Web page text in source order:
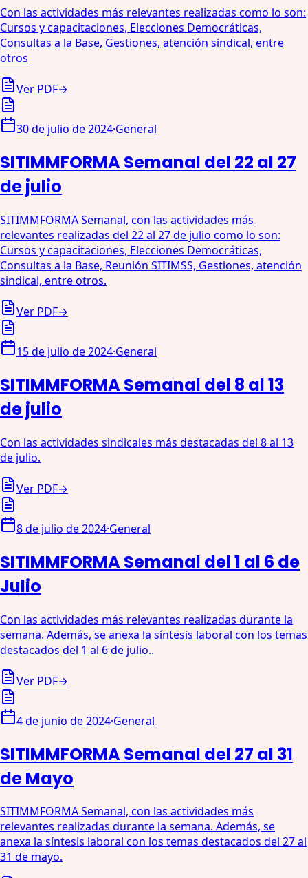
Con las actividades más relevantes realizadas como lo son:
Cursos y capacitaciones, Elecciones Democráticas,
Consultas a la Base, Gestiones, atención sindical, entre
otros
Ver PDF→
30 de julio de 2024·General
SITIMMFORMA Semanal del 22 al 27
de julio
SITIMMFORMA Semanal, con las actividades más
relevantes realizadas del 22 al 27 de julio como lo son:
Cursos y capacitaciones, Elecciones Democráticas,
Consultas a la Base, Reunión SITIMSS, Gestiones, atención
sindical, entre otros.
Ver PDF→
15 de julio de 2024·General
SITIMMFORMA Semanal del 8 al 13
de julio
Con las actividades sindicales más destacadas del 8 al 13
de julio.
Ver PDF→
8 de julio de 2024·General
SITIMMFORMA Semanal del 1 al 6 de
Julio
Con las actividades más relevantes realizadas durante la
semana. Además, se anexa la síntesis laboral con los temas
destacados del 1 al 6 de julio..
Ver PDF→
4 de junio de 2024·General
SITIMMFORMA Semanal del 27 al 31
de Mayo
SITIMMFORMA Semanal, con las actividades más
relevantes realizadas durante la semana. Además, se
anexa la síntesis laboral con los temas destacados del 27 al
31 de mayo.